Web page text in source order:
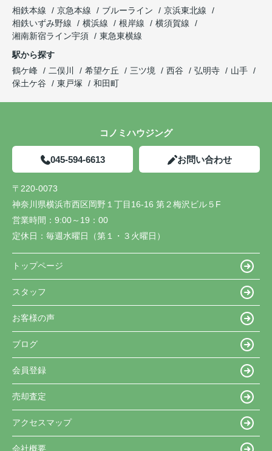
相鉄本線
京急本線 ブルーライン
京浜東北線
相鉄いずみ野線
横浜線 根岸線
横須賀線
湘南新宿ライン宇須
東急東横線
駅から探す
鶴ケ峰
二俣川 希望ケ丘 三ツ境 西谷 弘明寺
山手
保土ケ谷
東戸塚 和田町
コノミハウジング
045-594-6613 お問い合わせ
〒220-0073
神奈川県横浜市西区岡野１丁目16-16 第２梅沢ビル５F
営業時間： 9:00～19：00
定休日： 毎週水曜日（第１・３火曜日）
トップページ
スタッフ
お客様の声
ブログ
会員登録
売却査定
アクセスマップ
会社概要